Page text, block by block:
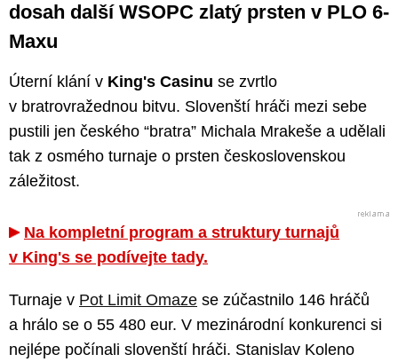
dosah další WSOPC zlatý prsten v PLO 6-
Maxu
Úterní klání v King's Casinu se zvrtlo
v bratrovražednou bitvu. Slovenští hráči mezi sebe
pustili jen českého “bratra” Michala Mrakeše a udělali
tak z osmého turnaje o prsten československou
záležitost.
Na kompletní program a struktury turnajů
v King's se podívejte tady.
Turnaje v Pot Limit Omaze se zúčastnilo 146 hráčů
a hrálo se o 55 480 eur. V mezinárodní konkurenci si
nejlépe počínali slovenští hráči. Stanislav Koleno